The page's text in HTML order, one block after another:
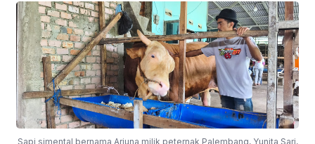
Sapi simental bernama Arjuna milik peternak Palembang, Yunita Sari,